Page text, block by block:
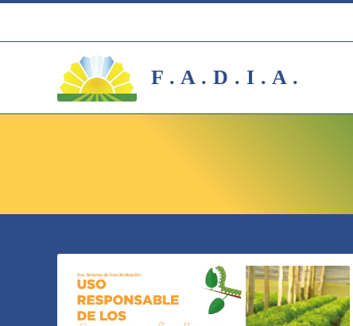
F . A . D . I . A .